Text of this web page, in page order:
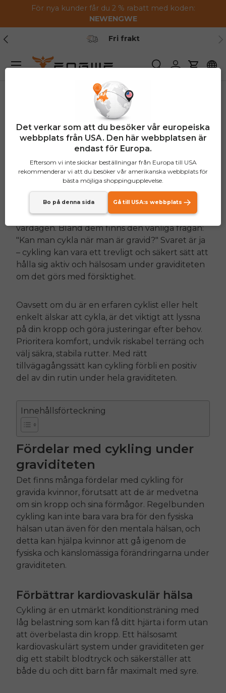
Hoppa till innehållet
För nya kunder får du 2 % rabatt med koden:
NEWENGWE
Tidigare
1-2 års garanti
SökaLogga in
Vagn
Meny
Kan du cykla när du är
gravid? Fördelar och
säkerhetsriktlinjer
Graviditetsperioden är förknippad med glädje,
en viss nyfikenhet och många frågor om
vardagen. Bland dem finns den vanliga frågan:
"Kan man cykla när man är gravid?" Svaret är ja
– cykling kan vara ett trevligt och säkert sätt att
hålla sig aktiv och hälsosam under graviditeten
om det görs med försiktighet.
Oavsett om du är en erfaren cyklist eller helt
enkelt älskar att cykla, är det viktigt att lyssna
på din kropp och göra justeringar efter behov.
Prioritera komfort, undvik riskabel terräng och
välj säkra, stabila rutter. Med rätt
tillvägagångssätt kan cykling förbli en positiv
del av din rutin under hela graviditeten.
Innehållsförteckning
Fördelar med cykling under
graviditeten
Det finns många fördelar med cykling för
gravida kvinnor, förutsatt att de är medvetna
om sin kropp och sina förmågor. Regelbunden
cykling kan inte bara vara bra för den fysiska
hälsan utan även för den mentala hälsan, och
detta kan hjälpa kvinnor att gå igenom de
fysiska och känslomässiga förändringarna under
graviditeten.
Förbättrar kardiovaskulär hälsa
Cykling är en utmärkt konditionsträning med
låg belastning som kan få ditt hjärta i form utan
att överbelasta din kropp. Ett hälsosamt
kardiovaskulärt system under graviditeten ger
dig ett stabilt blodtryck och säkerställer att
både du och ditt barn får maximalt med syre.
Det verkar som att du besöker vår europeiska
webbplats från USA. Den här webbplatsen är
endast för Europa.
Eftersom vi inte skickar beställningar från Europa till USA
rekommenderar vi att du besöker vår amerikanska webbplats för
bästa möjliga shoppingupplevelse.
Bo på denna sida Gå till USA:s webbplats